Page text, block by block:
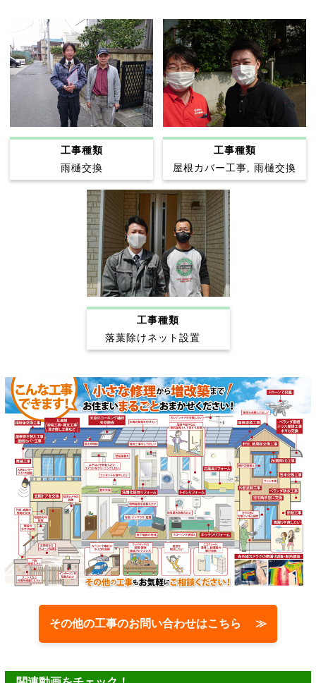
工事種類
雨樋交換
工事種類
屋根カバー工事, 雨樋交換
工事種類
落葉除けネット設置
その他の工事のお問い合わせはこちら ≫